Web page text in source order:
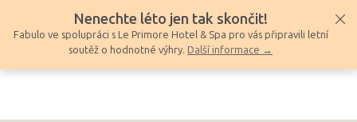
obsah
Nenechte léto jen tak skončit!
Fabulo ve spolupráci s Le Primore Hotel & Spa pro vás připravili letní
soutěž o hodnotné výhry. Další informace →